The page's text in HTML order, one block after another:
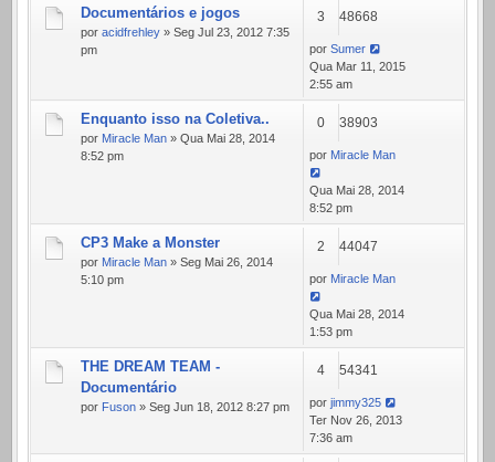
Documentários e jogos
por acidfrehley » Seg Jul 23, 2012 7:35
pm
3 48668
por Sumer
Qua Mar 11, 2015
2:55 am
Enquanto isso na Coletiva..
por Miracle Man » Qua Mai 28, 2014
8:52 pm
0 38903
por Miracle Man
Qua Mai 28, 2014
8:52 pm
CP3 Make a Monster
por Miracle Man » Seg Mai 26, 2014
5:10 pm
2 44047
por Miracle Man
Qua Mai 28, 2014
1:53 pm
THE DREAM TEAM -
Documentário
por Fuson » Seg Jun 18, 2012 8:27 pm
4 54341
por jimmy325
Ter Nov 26, 2013
7:36 am